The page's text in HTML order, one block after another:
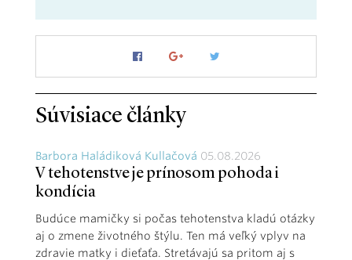
Súvisiace články
Barbora Haládiková Kullačová 05.08.2026
V tehotenstve je prínosom pohoda i
kondícia
Budúce mamičky si počas tehotenstva kladú otázky
aj o zmene životného štýlu. Ten má veľký vplyv na
zdravie matky i dieťaťa. Stretávajú sa pritom aj s